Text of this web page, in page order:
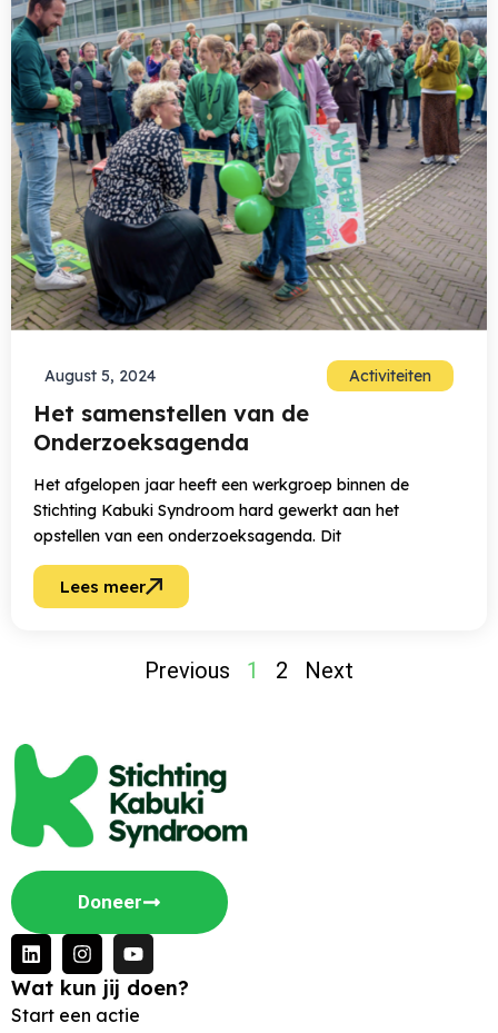
August 5, 2024 Activiteiten
Het samenstellen van de
Onderzoeksagenda
Het afgelopen jaar heeft een werkgroep binnen de
Stichting Kabuki Syndroom hard gewerkt aan het
opstellen van een onderzoeksagenda. Dit
Lees meer
Previous 1 2 Next
Doneer
Wat kun jij doen?
Start een actie